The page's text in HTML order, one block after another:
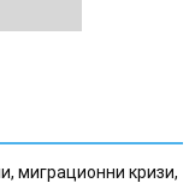
миграционни кризи,